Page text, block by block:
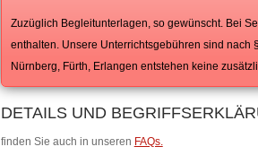
Zuzüglich Begleitunterlagen, so gewünscht. Bei
enthalten. Unsere Unterrichtsgebühren sind nach
Nürnberg, Fürth, Erlangen entstehen keine
DETAILS UND
finden Sie auch in unseren FAQs.